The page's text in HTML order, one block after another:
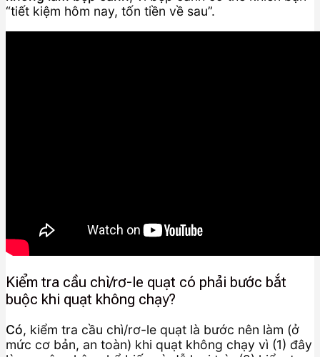
“tiết kiệm hôm nay, tốn tiền về sau”.
Kiểm tra cầu chì/rơ-le quạt có phải bước bắt
buộc khi quạt không chạy?
Có, kiểm tra cầu chì/rơ-le quạt là bước nên làm (ở
mức cơ bản, an toàn) khi quạt không chạy vì (1) đây